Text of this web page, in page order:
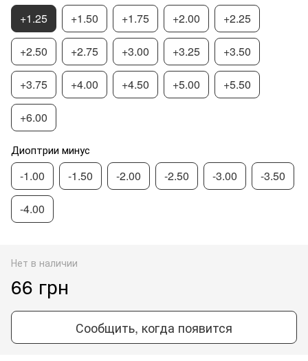
+1.25 +1.50 +1.75 +2.00 +2.25
+2.50 +2.75 +3.00 +3.25 +3.50
+3.75 +4.00 +4.50 +5.00 +5.50
+6.00
Диоптрии минус
-1.00 -1.50 -2.00 -2.50 -3.00 -3.50
-4.00
Нет в наличии
66 грн
Сообщить, когда появится